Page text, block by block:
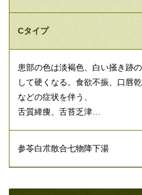
Cタイプ
患部の色は淡褐色、白い掻き跡
して硬くなる。食欲不振、口唇
などの症状を伴う、
舌質絳痩、舌苔乏津…
参苓白朮散合七物降下湯